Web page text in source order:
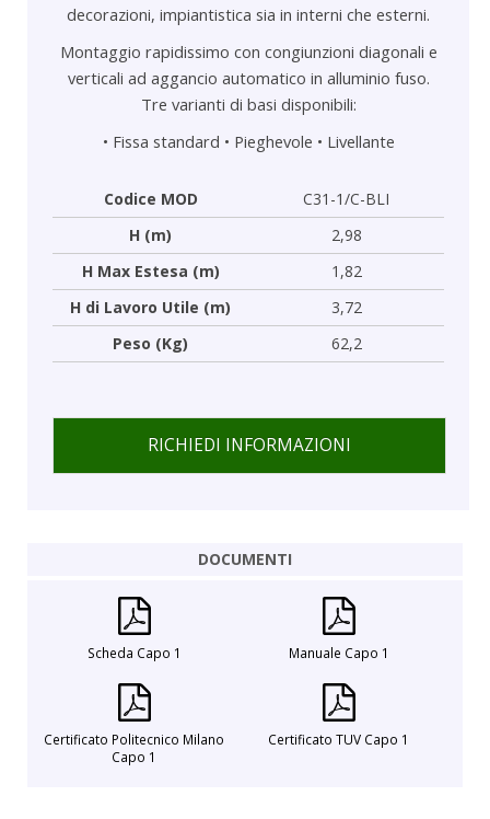
decorazioni, impiantistica sia in interni che esterni.
Montaggio rapidissimo con congiunzioni diagonali e
verticali ad aggancio automatico in alluminio fuso.
Tre varianti di basi disponibili:
• Fissa standard • Pieghevole • Livellante
Codice MOD
C31-1/C-BLI
H (m)
2,98
H Max Estesa (m)
1,82
H di Lavoro Utile (m)
3,72
Peso (Kg)
62,2
RICHIEDI INFORMAZIONI
DOCUMENTI
Scheda Capo 1 Manuale Capo 1
Certificato Politecnico Milano
Capo 1
Certificato TUV Capo 1